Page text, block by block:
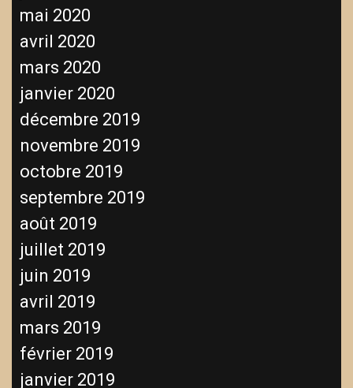
mai 2020
avril 2020
mars 2020
janvier 2020
décembre 2019
novembre 2019
octobre 2019
septembre 2019
août 2019
juillet 2019
juin 2019
avril 2019
mars 2019
février 2019
janvier 2019